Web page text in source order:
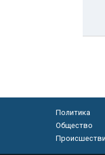
Политика
Общество